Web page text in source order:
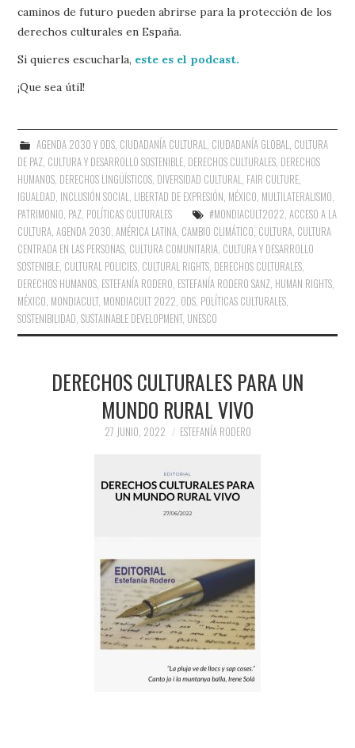
caminos de futuro pueden abrirse para la protección de los
derechos culturales en España.
Si quieres escucharla, este es el podcast.
¡Que sea útil!
AGENDA 2030 Y ODS, CIUDADANÍA CULTURAL CIUDADANÍA GLOBAL CULTURA
DE PAZ CULTURA Y DESARROLLO SOSTENIBLE DERECHOS CULTURALES DERECHOS
HUMANOS DERECHOS LINGÜÍSTICOS DIVERSIDAD CULTURAL FAIR CULTURE
IGUALDAD INCLUSIÓN SOCIAL LIBERTAD DE EXPRESIÓN MÉXICO MULTILATERALISMO
PATRIMONIO PAZ POLÍTICAS CULTURALES #MONDIACULT2022 ACCESO A LA
CULTURA ,AGENDA 2030 ,AMÉRICA LATINA CAMBIO CLIMÁTICO CULTURA CULTURA
CENTRADA EN LAS PERSONAS CULTURA COMUNITARIA CULTURA Y DESARROLLO
SOSTENIBLE CULTURAL POLICIES CULTURAL RIGHTS DERECHOS CULTURALES
DERECHOS HUMANOS ESTEFANÍA RODERO ESTEFANÍA RODERO SANZ HUMAN RIGHTS
MÉXICO MONDIACULT, MONDIACULT 2022 ODS POLÍTICAS CULTURALES
SOSTENIBILIDAD ,SUSTAINABLE DEVELOPMENT, UNESCO
DERECHOS CULTURALES PARA UN
MUNDO RURAL VIVO
27 JUNIO, 2022 ESTEFANÍA RODERO